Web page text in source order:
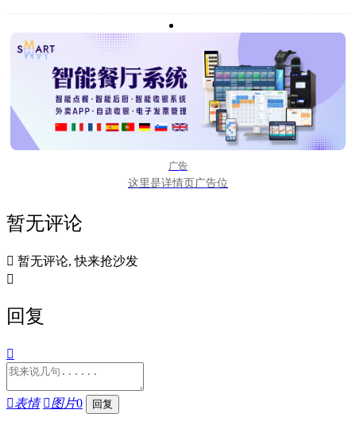
广告
这里是详情页广告位
暂无评论
 暂无评论, 快来抢沙发

回复

表情 图片0